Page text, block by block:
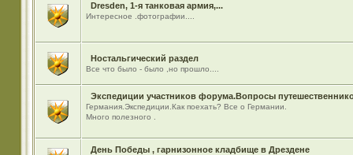
Dresden, 1-я танковая армия,...
Интересное .фотографии....
Ностальгический раздел
Все что было - было ,но прошло....
Экспедиции участников форума.Вопросы
Германия.Экспедиции.Как поехать? Все о Германии.
Много полезного .
День Победы , гарнизонное кладбище в Дрездене